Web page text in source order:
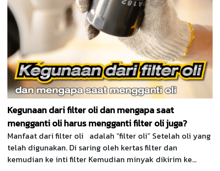
Kegunaan dari filter oli dan mengapa saat
mengganti oli harus mengganti filter oli juga?
Manfaat dari filter oli adalah “filter oli” Setelah oli yang
telah digunakan. Di saring oleh kertas filter dan
kemudian ke inti filter Kemudian minyak dikirim ke